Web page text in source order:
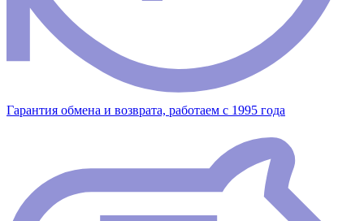
Гарантия обмена и возврата, работаем с 1995 года